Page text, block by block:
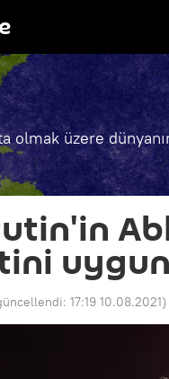
olmak üzere
17:19 10.08.2021)